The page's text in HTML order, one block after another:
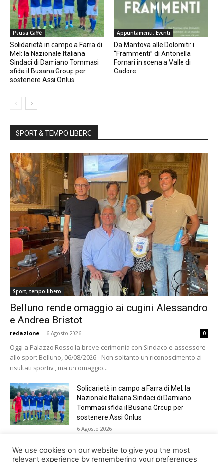
Pausa Caffè
Solidarietà in campo a Farra di
Mel: la Nazionale Italiana
Sindaci di Damiano Tommasi
sfida il Busana Group per
sostenere Assi Onlus
Appuntamenti, Eventi
Da Mantova alle Dolomiti: i
“Frammenti” di Antonella
Fornari in scena a Valle di
Cadore
SPORT & TEMPO LIBERO
Sport, tempo libero
Belluno rende omaggio ai cugini Alessandro
e Andrea Bristot
redazione - 6 Agosto 2026 0
Oggi a Palazzo Rosso la breve cerimonia con Sindaco e assessore
allo sport Belluno, 06/08/2026 - Non soltanto un riconoscimento ai
risultati sportivi, ma un omaggio...
Solidarietà in campo a Farra di Mel: la
Nazionale Italiana Sindaci di Damiano
Tommasi sfida il Busana Group per
sostenere Assi Onlus
6 Agosto 2026
Shade, Dolcenera, Merk&Kremont,
Benji&Fede e molti altri, giovedì sera a
We use cookies on our website to give you the most
relevant experience by remembering your preferences